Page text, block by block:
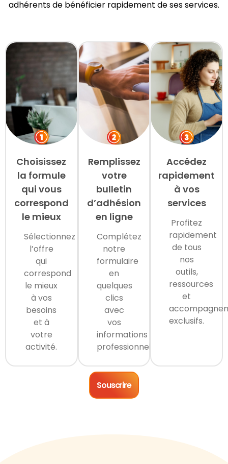
adhérents de bénéficier rapidement de ses services.
Choisissez
la formule
qui vous
correspond
le mieux
Sélectionnez
l’offre
qui
correspond
le mieux
à vos
besoins
et à
votre
activité.
Remplissez
votre
bulletin
d’adhésion
en ligne
Complétez
notre
formulaire
en
quelques
clics
avec
vos
informations
professionnelles.
Accédez
rapidement
à vos
services
Profitez
rapidement
de tous
nos
outils,
ressources
et
exclusifs.
Souscrire